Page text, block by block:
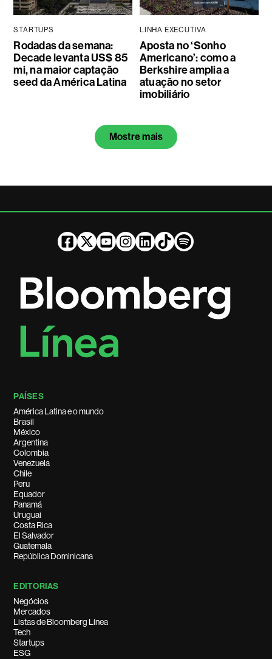
STARTUPS
Rodadas da semana:
Decade levanta US$ 85
mi, na maior captação
seed da América Latina
LINHA EXECUTIVA
Aposta no ‘Sonho
Americano’: como a
Berkshire amplia a
atuação no setor
imobiliário
Mostre mais
PAÍSES
América Latina e o mundo
Brasil
México
Argentina
Colombia
Venezuela
Chile
Peru
Equador
Panamá
Uruguai
Costa Rica
El Salvador
Guatemala
República Dominicana
EDITORIAS
Negócios
Mercados
Listas de Bloomberg Línea
Tech
Startups
ESG